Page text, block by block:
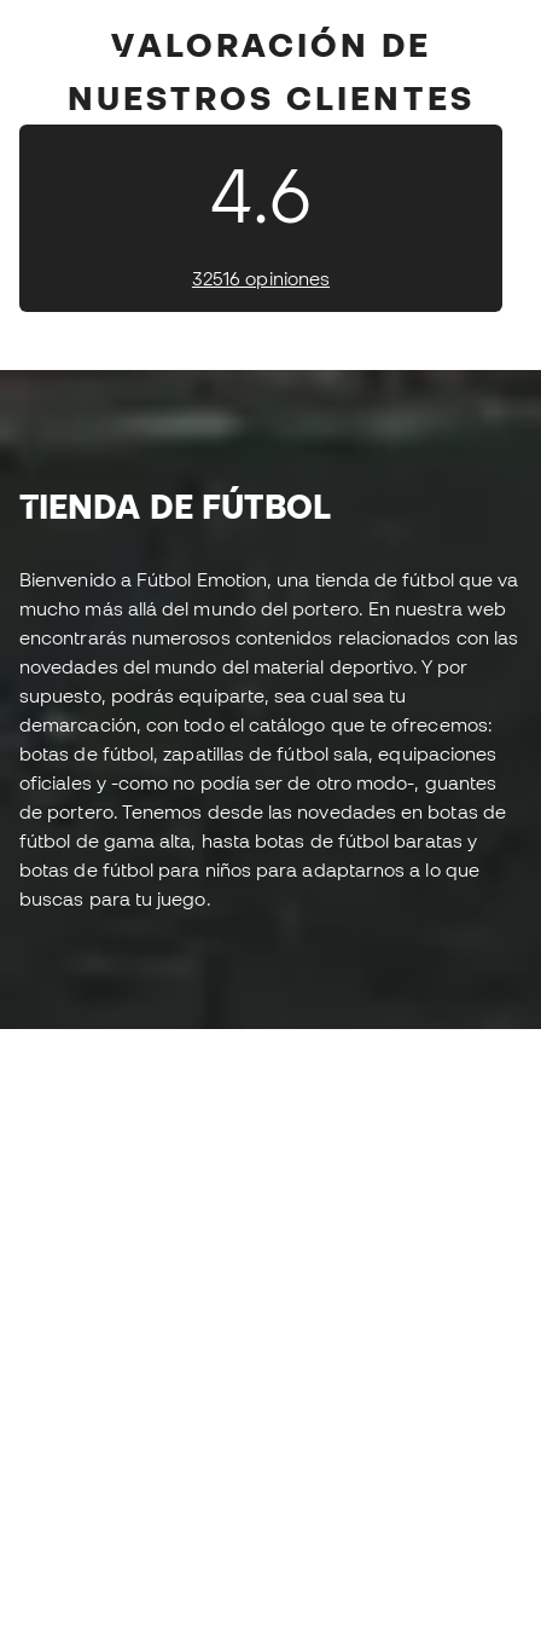
VALORACIÓN DE
NUESTROS CLIENTES
4.6
32516 opiniones
TIENDA DE FÚTBOL
Bienvenido a Fútbol Emotion, una tienda de fútbol que va
mucho más allá del mundo del portero. En nuestra web
encontrarás numerosos contenidos relacionados con las
novedades del mundo del material deportivo. Y por
supuesto, podrás equiparte, sea cual sea tu
demarcación, con todo el catálogo que te ofrecemos:
botas de fútbol, zapatillas de fútbol sala, equipaciones
oficiales y -como no podía ser de otro modo-, guantes
de portero. Tenemos desde las novedades en botas de
fútbol de gama alta, hasta botas de fútbol baratas y
botas de fútbol para niños para adaptarnos a lo que
buscas para tu juego.